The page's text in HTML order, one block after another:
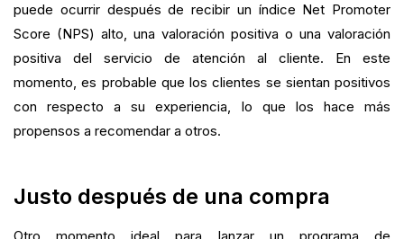
puede ocurrir después de recibir un índice Net Promoter
Score (NPS) alto, una valoración positiva o una valoración
positiva del servicio de atención al cliente. En este
momento, es probable que los clientes se sientan positivos
con respecto a su experiencia, lo que los hace más
propensos a recomendar a otros.
Justo después de una compra